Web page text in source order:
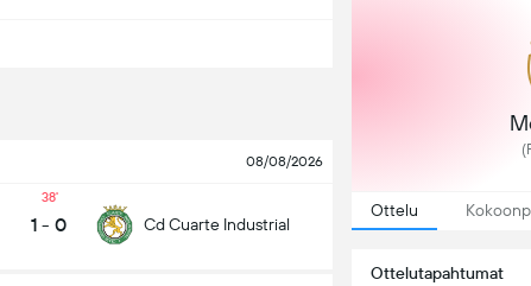
08/08/2026
38
1 - 0 Cd Cuarte Industrial
Ottelu
Ottelutapahtumat